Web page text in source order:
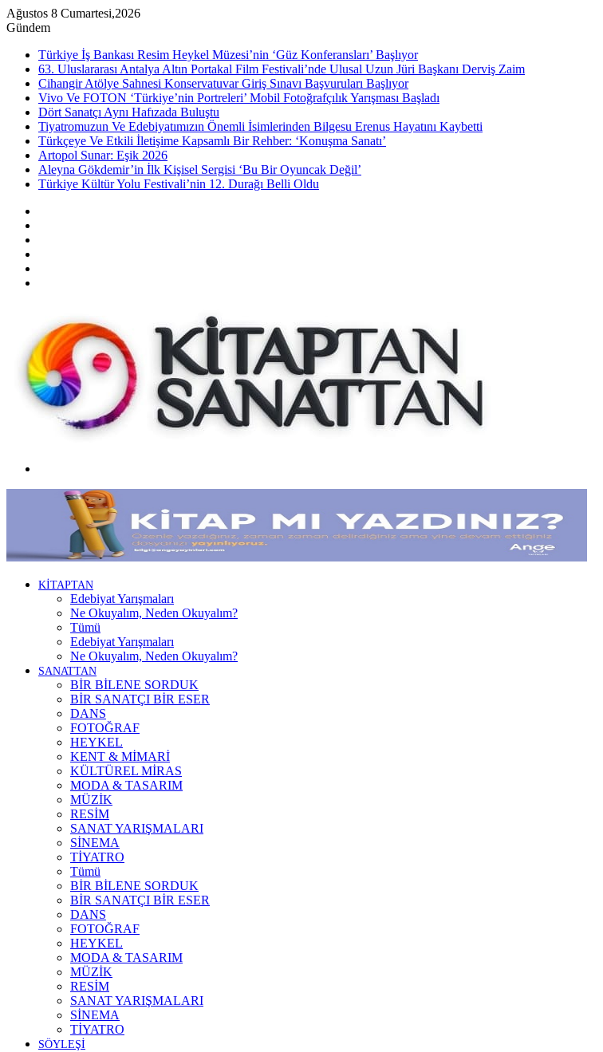
Ağustos 8 Cumartesi,2026
Gündem
Türkiye İş Bankası Resim Heykel Müzesi’nin ‘Güz Konferansları’ Başlıyor
63. Uluslararası Antalya Altın Portakal Film Festivali’nde Ulusal Uzun Jüri Başkanı Derviş Zaim
Cihangir Atölye Sahnesi Konservatuvar Giriş Sınavı Başvuruları Başlıyor
Vivo Ve FOTON ‘Türkiye’nin Portreleri’ Mobil Fotoğrafçılık Yarışması Başladı
Dört Sanatçı Aynı Hafızada Buluştu
Tiyatromuzun Ve Edebiyatımızın Önemli İsimlerinden Bilgesu Erenus Hayatını Kaybetti
Türkçeye Ve Etkili İletişime Kapsamlı Bir Rehber: ‘Konuşma Sanatı’
Artopol Sunar: Eşik 2026
Aleyna Gökdemir’in İlk Kişisel Sergisi ‘Bu Bir Oyuncak Değil’
Türkiye Kültür Yolu Festivali’nin 12. Durağı Belli Oldu
KİTAPTAN
Edebiyat Yarışmaları
Ne Okuyalım, Neden Okuyalım?
Tümü
Edebiyat Yarışmaları
Ne Okuyalım, Neden Okuyalım?
SANATTAN
BİR BİLENE SORDUK
BİR SANATÇI BİR ESER
DANS
FOTOĞRAF
HEYKEL
KENT & MİMARİ
KÜLTÜREL MİRAS
MODA & TASARIM
MÜZİK
RESİM
SANAT YARIŞMALARI
SİNEMA
TİYATRO
Tümü
BİR BİLENE SORDUK
BİR SANATÇI BİR ESER
DANS
FOTOĞRAF
HEYKEL
MODA & TASARIM
MÜZİK
RESİM
SANAT YARIŞMALARI
SİNEMA
TİYATRO
SÖYLEŞİ